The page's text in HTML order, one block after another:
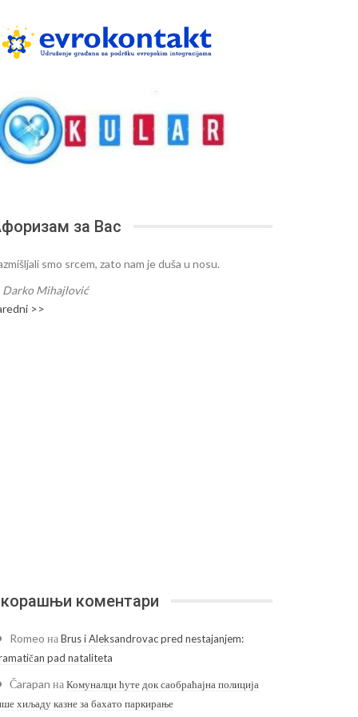
за Вас
smo srcem, zato nam je duša u nosu.
Darko Mihajlović
>>
коментари
Romeo наBrus i Aleksandrovac pred nestajanjem:
pad nataliteta
Čarapan наКомуналци ћуте док саобраћајна полиција
хиљаду казне за бахато паркирање